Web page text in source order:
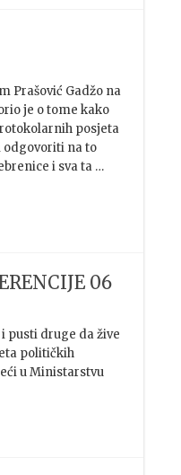
Prašović Gadžo na
je o tome kako
posjeta
odgovoriti na to
i sva ta …
06
pusti druge da žive
političkih
u Ministarstvu